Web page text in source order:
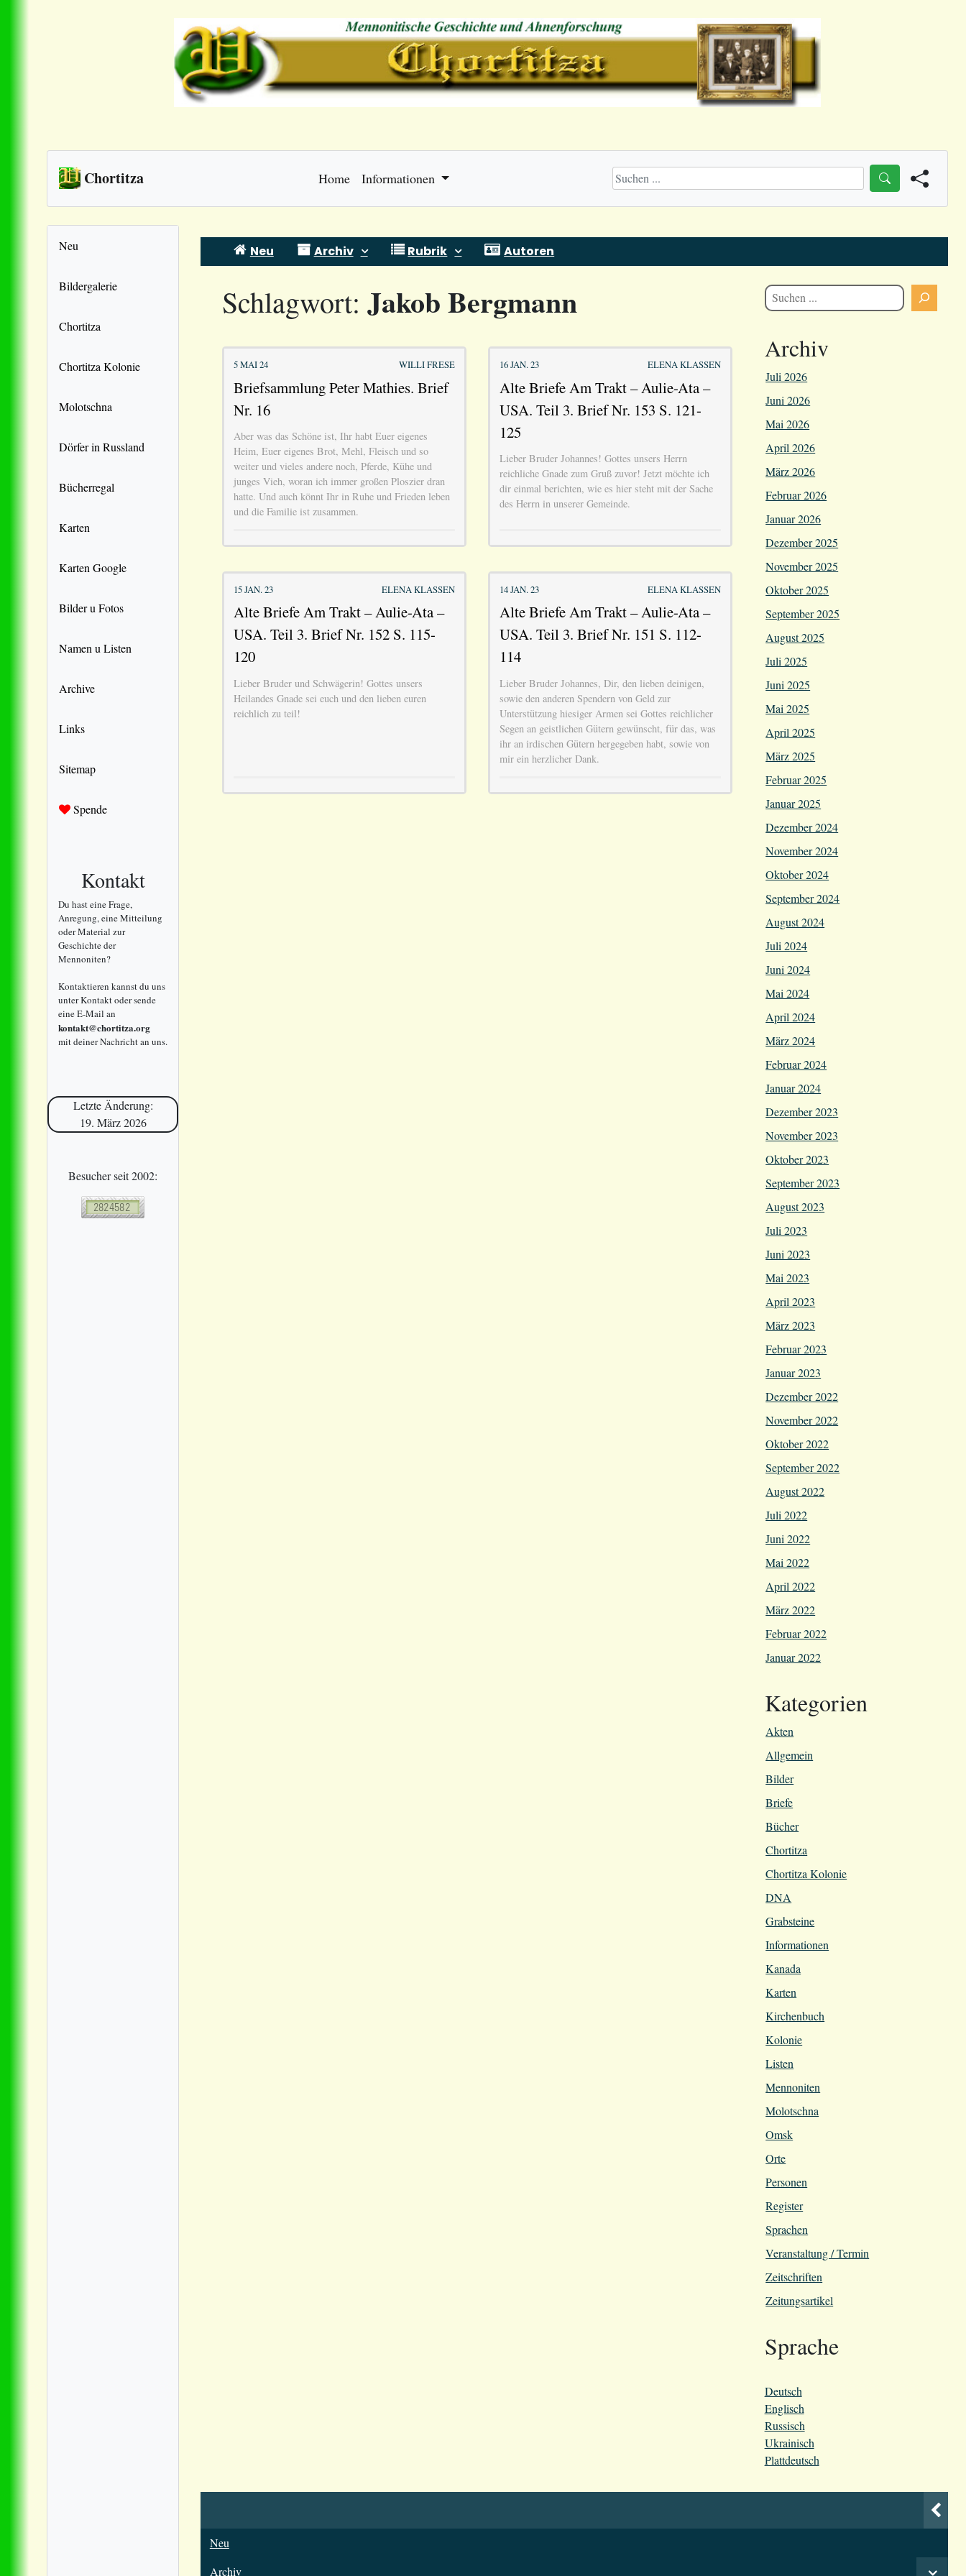
Chortitza Home Informationen
Neu
Bildergalerie
Chortitza
Chortitza Kolonie
Molotschna
Dörfer in Russland
Bücherregal
Karten
Karten Google
Bilder u Fotos
Namen u Listen
Archive
Links
Sitemap
Spende
Kontakt
Du hast eine Frage,
Anregung, eine Mitteilung
oder Material zur
Geschichte der
Mennoniten?
Kontaktieren kannst du uns
unter Kontakt oder sende
eine E-Mail an
kontakt@chortitza.org
mit deiner Nachricht an uns.
Letzte Änderung:
19. März 2026
Besucher seit 2002:
Skip
content
Neu Archiv Rubrik Autoren
Schlagwort: Jakob Bergmann
5 MAI 24 WILLI FRESE
Briefsammlung Peter Mathies. Brief
Nr. 16
Aber was das Schöne ist, Ihr habt Euer eigenes
Heim, Euer eigenes Brot, Mehl, Fleisch und so
weiter und vieles andere noch, Pferde, Kühe und
junges Vieh, woran ich immer großen Ploszier dran
hatte. Und auch könnt Ihr in Ruhe und Frieden leben
und die Familie ist zusammen.
16 JAN. 23 ELENA KLASSEN
Alte Briefe Am Trakt – Aulie-Ata –
USA. Teil 3. Brief Nr. 153 S. 121-
125
Lieber Bruder Johannes! Gottes unsers Herrn
reichliche Gnade zum Gruß zuvor! Jetzt möchte ich
dir einmal berichten, wie es hier steht mit der Sache
des Herrn in unserer Gemeinde.
15 JAN. 23 ELENA KLASSEN
Alte Briefe Am Trakt – Aulie-Ata –
USA. Teil 3. Brief Nr. 152 S. 115-
120
Lieber Bruder und Schwägerin! Gottes unsers
Heilandes Gnade sei euch und den lieben euren
reichlich zu teil!
14 JAN. 23 ELENA KLASSEN
Alte Briefe Am Trakt – Aulie-Ata –
USA. Teil 3. Brief Nr. 151 S. 112-
114
Lieber Bruder Johannes, Dir, den lieben deinigen,
sowie den anderen Spendern von Geld zur
Unterstützung hiesiger Armen sei Gottes reichlicher
Segen an geistlichen Gütern gewünscht, für das, was
ihr an irdischen Gütern hergegeben habt, sowie von
mir ein herzlicher Dank.
Archiv
Juli 2026
Juni 2026
Mai 2026
April 2026
März 2026
Februar 2026
Januar 2026
Dezember 2025
November 2025
Oktober 2025
September 2025
August 2025
Juli 2025
Juni 2025
Mai 2025
April 2025
März 2025
Februar 2025
Januar 2025
Dezember 2024
November 2024
Oktober 2024
September 2024
August 2024
Juli 2024
Juni 2024
Mai 2024
April 2024
März 2024
Februar 2024
Januar 2024
Dezember 2023
November 2023
Oktober 2023
September 2023
August 2023
Juli 2023
Juni 2023
Mai 2023
April 2023
März 2023
Februar 2023
Januar 2023
Dezember 2022
November 2022
Oktober 2022
September 2022
August 2022
Juli 2022
Juni 2022
Mai 2022
April 2022
März 2022
Februar 2022
Januar 2022
Kategorien
Akten
Allgemein
Bilder
Briefe
Bücher
Chortitza
Chortitza Kolonie
DNA
Grabsteine
Informationen
Kanada
Karten
Kirchenbuch
Kolonie
Listen
Mennoniten
Molotschna
Omsk
Orte
Personen
Register
Sprachen
Veranstaltung / Termin
Zeitschriften
Zeitungsartikel
Sprache
Deutsch
Englisch
Russisch
Ukrainisch
Plattdeutsch
Neu
Archiv